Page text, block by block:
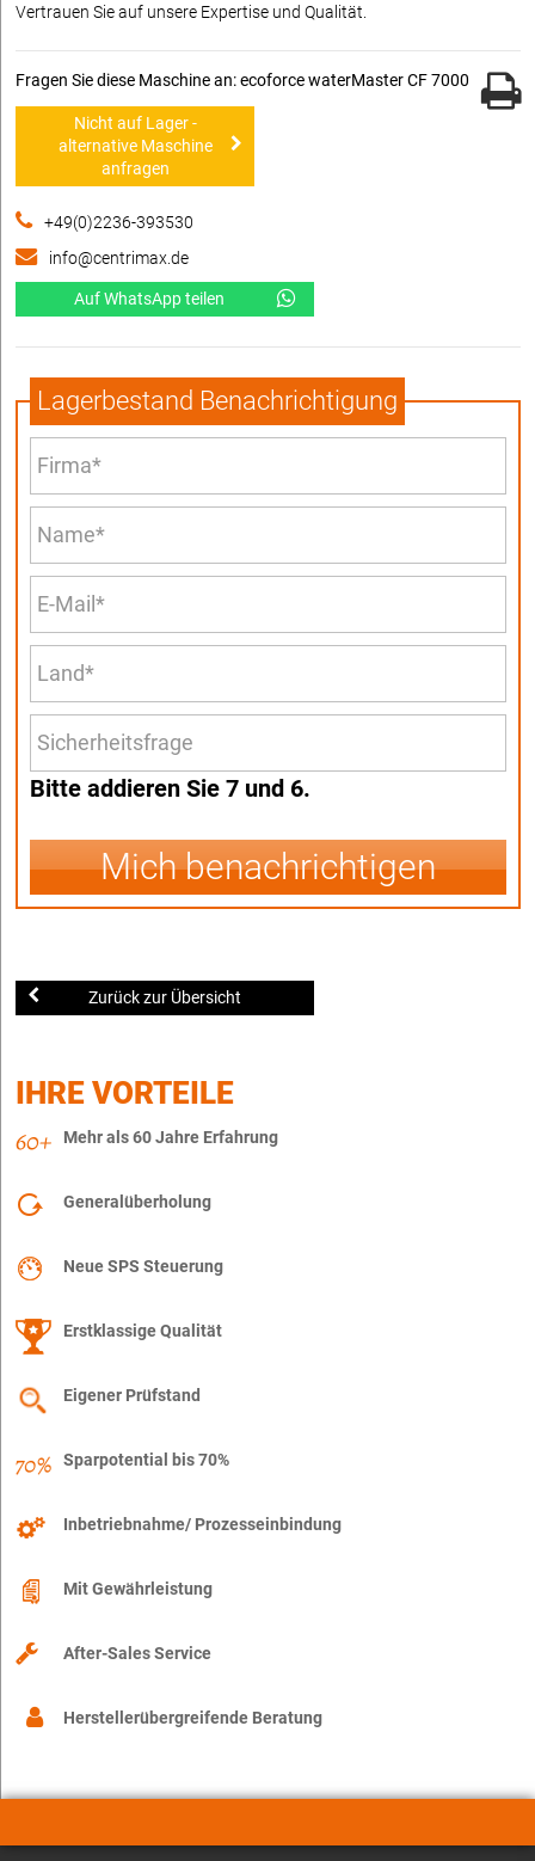
Vertrauen Sie auf unsere Expertise und Qualität.
Fragen Sie diese Maschine an: ecoforce waterMaster CF 7000
Nicht auf Lager -
alternative Maschine
anfragen
+49(0)2236-393530
info@centrimax.de
Auf WhatsApp teilen
Lagerbestand Benachrichtigung
Bitte addieren Sie 7 und 6.
Mich benachrichtigen
Zurück zur Übersicht
IHRE VORTEILE
Mehr als 60 Jahre Erfahrung
Generalüberholung
Neue SPS Steuerung
Erstklassige Qualität
Eigener Prüfstand
Sparpotential bis 70%
Inbetriebnahme/ Prozesseinbindung
Mit Gewährleistung
After-Sales Service
Herstellerübergreifende Beratung